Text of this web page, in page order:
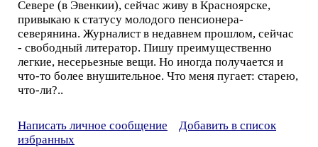
Севере (в Эвенкии), сейчас живу в Красноярске,
привыкаю к статусу молодого пенсионера-
северянина. Журналист в недавнем прошлом, сейчас
- свободный литератор. Пишу преимущественно
легкие, несерьезные вещи. Но иногда получается и
что-то более внушительное. Что меня пугает: старею,
что-ли?..
Написать личное сообщение
Добавить в список
избранных